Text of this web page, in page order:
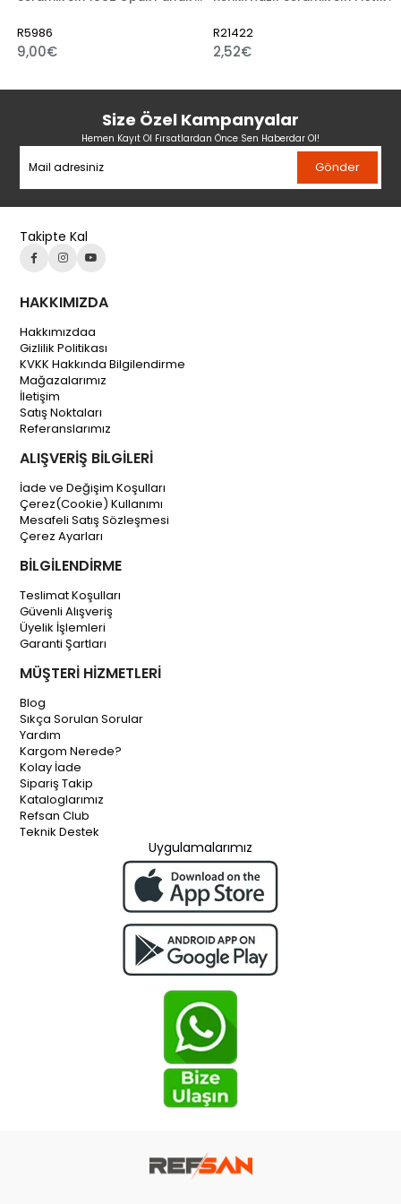
R5986
9,00€
R21422
2,52€
Size Özel Kampanyalar
Hemen Kayıt Ol Fırsatlardan Önce Sen Haberdar Ol!
Gönder
Takipte Kal
HAKKIMIZDA
Hakkımızdaa
Gizlilik Politikası
KVKK Hakkında Bilgilendirme
Mağazalarımız
İletişim
Satış Noktaları
Referanslarımız
ALIŞVERİŞ BİLGİLERİ
İade ve Değişim Koşulları
Çerez(Cookie) Kullanımı
Mesafeli Satış Sözleşmesi
Çerez Ayarları
BİLGİLENDİRME
Teslimat Koşulları
Güvenli Alışveriş
Üyelik İşlemleri
Garanti Şartları
MÜŞTERİ HİZMETLERİ
Blog
Sıkça Sorulan Sorular
Yardım
Kargom Nerede?
Kolay İade
Sipariş Takip
Kataloglarımız
Refsan Club
Teknik Destek
Uygulamalarımız